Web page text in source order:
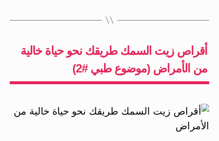
أقراص زيت السمك طريقك نحو حياة خالية
من الأمراض (موضوع طبي #2)